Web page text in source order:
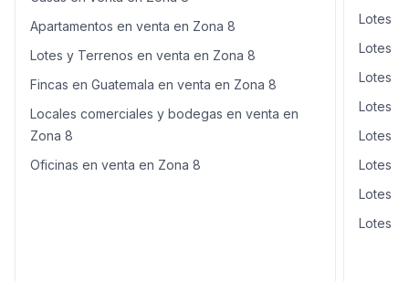
Apartamentos en venta en Zona 8
Lotes y Terrenos en venta en Zona 8
Fincas en Guatemala en venta en Zona 8
Locales comerciales y bodegas en venta en
Zona 8
Oficinas en venta en Zona 8
Lotes y
Lotes y
Lotes y
Lotes y
Lotes y
Lotes y
Lotes y
Lotes y